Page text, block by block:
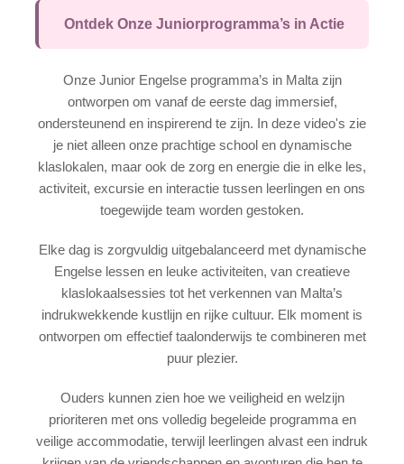
Zomercampus
Syllabus
Accommodatie
Superieur Verblijf
Activiteiten
Prijzen & Data
Zomerkamp
Vliegbegeleider
Ontdek Onze Juniorprogramma’s in Actie
Onze Junior Engelse programma’s in Malta zijn
ontworpen om vanaf de eerste dag immersief,
ondersteunend en inspirerend te zijn. In deze video's zie
je niet alleen onze prachtige school en dynamische
klaslokalen, maar ook de zorg en energie die in elke les,
activiteit, excursie en interactie tussen leerlingen en ons
toegewijde team worden gestoken.
Elke dag is zorgvuldig uitgebalanceerd met dynamische
Engelse lessen en leuke activiteiten, van creatieve
klaslokaalsessies tot het verkennen van Malta’s
indrukwekkende kustlijn en rijke cultuur. Elk moment is
ontworpen om effectief taalonderwijs te combineren met
puur plezier.
Ouders kunnen zien hoe we veiligheid en welzijn
prioriteren met ons volledig begeleide programma en
veilige accommodatie, terwijl leerlingen alvast een indruk